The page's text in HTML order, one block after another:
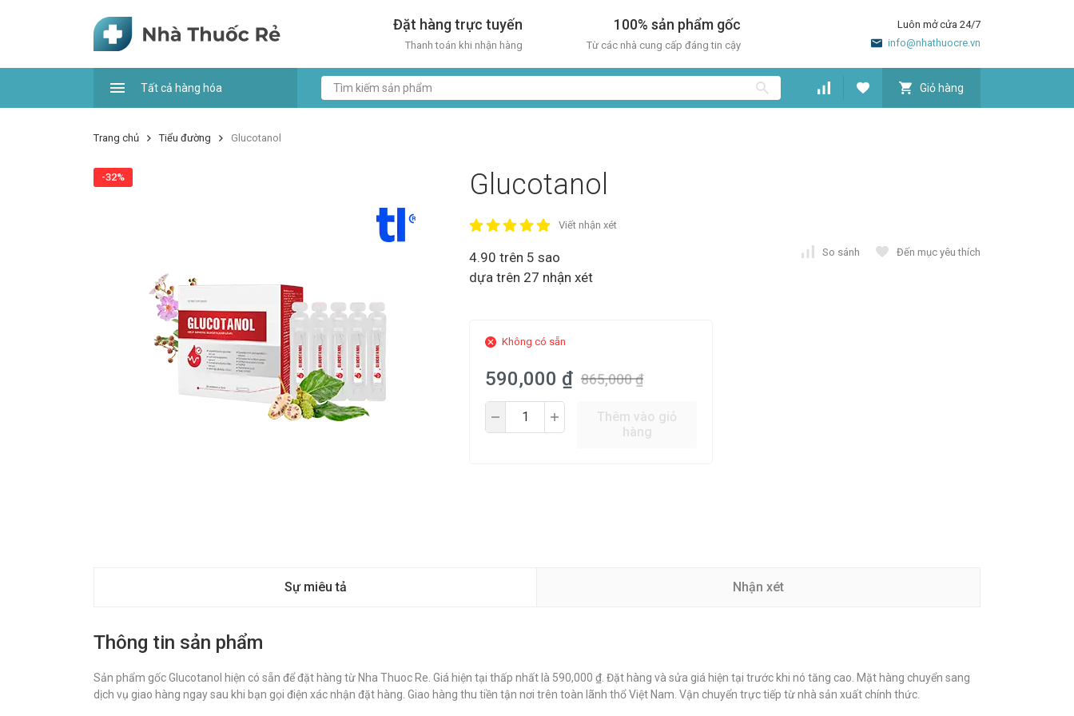
Đặt hàng trực tuyến
Thanh toán khi nhận hàng
100% sản phẩm gốc
Từ các nhà cung cấp đáng tin cậy
Luôn mở cửa 24/7
info@nhathuocre.vn
Tất cả hàng hóa Giỏ hàng
Trang chủ Tiểu đường Glucotanol
-32% Glucotanol
Viết nhận xét
4.90 trên 5 sao
dựa trên 27 nhận xét
So sánh Đến mục yêu thích
Không có sẵn
590,000 ₫ 865,000 ₫
Thêm vào giỏ
hàng
Sự miêu tả Nhận xét
Thông tin sản phẩm
Sản phẩm gốc Glucotanol hiện có sẵn để đặt hàng từ Nha Thuoc Re. Giá hiện tại thấp nhất là 590,000 ₫. Đặt hàng và sửa giá hiện tại trước khi nó tăng cao. Mặt hàng chuyển sang
dịch vụ giao hàng ngay sau khi bạn gọi điện xác nhận đặt hàng. Giao hàng thu tiền tận nơi trên toàn lãnh thổ Việt Nam. Vận chuyển trực tiếp từ nhà sản xuất chính thức.